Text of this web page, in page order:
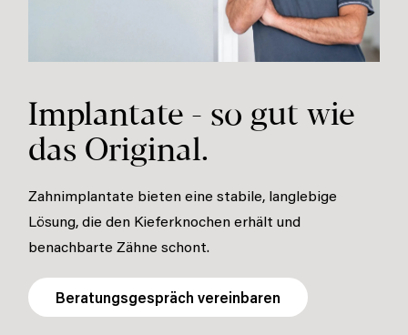
Implantate - so gut wie
das Original.
Zahnimplantate bieten eine stabile, langlebige
Lösung, die den Kieferknochen erhält und
benachbarte Zähne schont.
Beratungsgespräch vereinbaren